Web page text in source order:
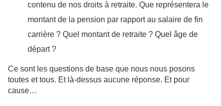
contenu de nos droits à retraite. Que représentera le
montant de la pension par rapport au salaire de fin
carrière ? Quel montant de retraite ? Quel âge de
départ ?
Ce sont les questions de base que nous nous posons
toutes et tous. Et là-dessus aucune réponse. Et pour
cause…